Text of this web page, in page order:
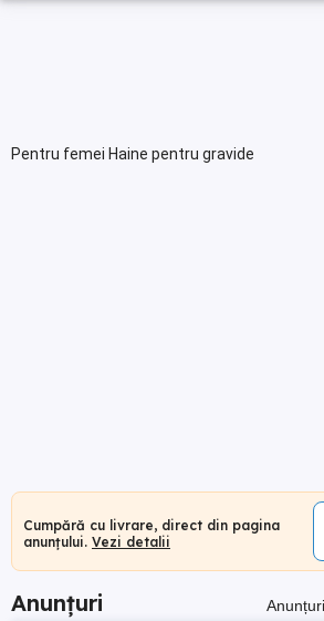
Pentru femei Haine pentru gravide
Cumpără cu livrare, direct din pagina
anunțului. Vezi detalii
Anunțuri